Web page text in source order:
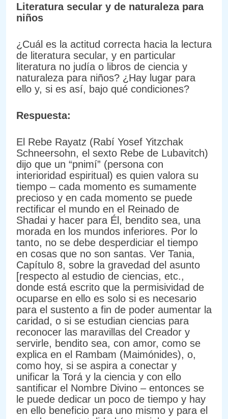
Literatura secular y de naturaleza para
niños
¿Cuál es la actitud correcta hacia la lectura
de literatura secular, y en particular
literatura no judía o libros de ciencia y
naturaleza para niños? ¿Hay lugar para
ello y, si es así, bajo qué condiciones?
Respuesta:
El Rebe Rayatz (Rabí Yosef Yitzchak
Schneersohn, el sexto Rebe de Lubavitch)
dijo que un “pnimí” (persona con
interioridad espiritual) es quien valora su
tiempo – cada momento es sumamente
precioso y en cada momento se puede
rectificar el mundo en el Reinado de
Shadai y hacer para Él, bendito sea, una
morada en los mundos inferiores. Por lo
tanto, no se debe desperdiciar el tiempo
en cosas que no son santas. Ver Tania,
Capítulo 8, sobre la gravedad del asunto
[respecto al estudio de ciencias, etc.,
donde está escrito que la permisividad de
ocuparse en ello es solo si es necesario
para el sustento a fin de poder aumentar la
caridad, o si se estudian ciencias para
reconocer las maravillas del Creador y
servirle, bendito sea, con amor, como se
explica en el Rambam (Maimónides), o,
como hoy, si se aspira a conectar y
unificar la Torá y la ciencia y con ello
santificar el Nombre Divino – entonces se
le puede dedicar un poco de tiempo y hay
en ello beneficio para uno mismo y para el